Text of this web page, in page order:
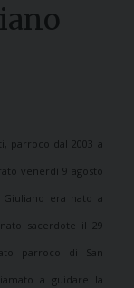
parroco dal 2003 a
venerdì 9 agosto
Giuliano era nato a
sacerdote il 29
parroco di San
a guidare la